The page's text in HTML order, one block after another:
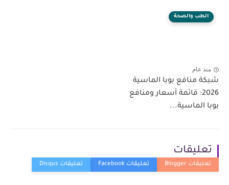
الطب والصحة
منذ عام
شبكة منافع بوبا الماسية
2026: قائمة أسعار ومنافع
بوبا الماسية...
تعليقات